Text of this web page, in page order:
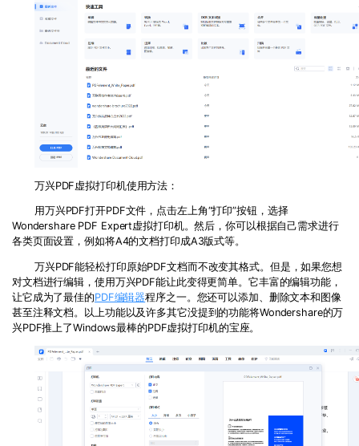
PDF文件创建
查看更多 >
万兴PDF虚拟打印机使用方法：
用万兴PDF打开PDF文件，点击左上角“打印”按钮，选择
Wondershare PDF Expert虚拟打印机。然后，你可以根据自己需求进行
各类页面设置，例如将A4的文档打印成A3版式等。
万兴PDF能轻松打印原始PDF文档而不改变其格式。但是，如果您想
对文档进行编辑，使用万兴PDF能让此变得更简单。它丰富的编辑功能，
让它成为了最佳的PDF编辑器程序之一。您还可以添加、删除文本和图像
甚至注释文档。以上功能以及许多其它没提到的功能将Wondershare的万
兴PDF推上了Windows最棒的PDF虚拟打印机的宝座。